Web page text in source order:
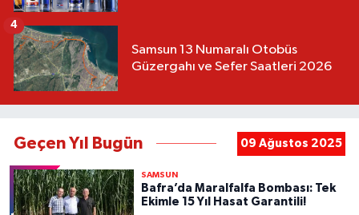
Samsun 13 Numaralı Otobüs
Güzergahı ve Sefer Saatleri 2026
4
Geçen Yıl Bugün 09 Ağustos 2025
SAMSUN
Bafra’da Maralfalfa Bombası: Tek
Ekimle 15 Yıl Hasat Garantili!